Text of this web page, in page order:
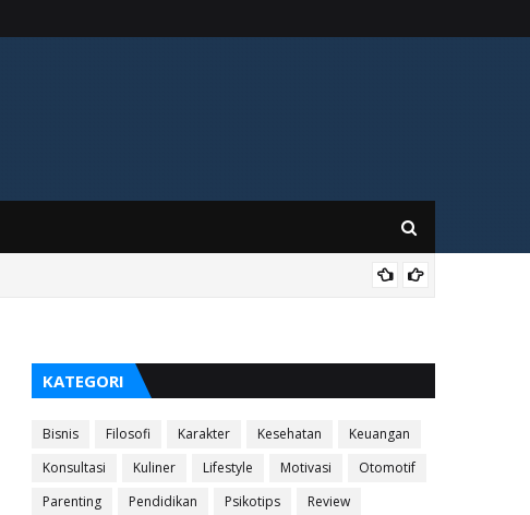
KATEGORI
Bisnis Filosofi Karakter Kesehatan
Keuangan
Konsultasi
Kuliner Lifestyle Motivasi
Otomotif
Parenting
Pendidikan Psikotips
Review